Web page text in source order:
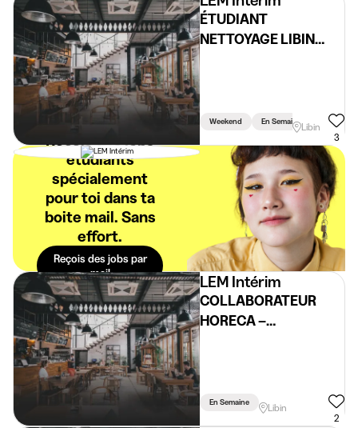
ÉTUDIANT
NETTOYAGE LIBIN
Weekend En Semaine Vacances
Libin
3
Reçois des jobs
étudiants
spécialement
pour toi dans ta
boite mail. Sans
effort.
Reçois des jobs par
mail
LEM Intérim
COLLABORATEUR
HORECA –
En Semaine
Libin
2